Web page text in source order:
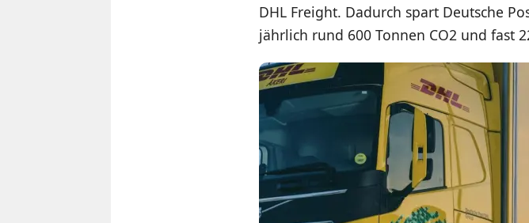
DHL Freight. Dadurch spart Deutsche
jährlich rund 600 Tonnen CO2 und fast